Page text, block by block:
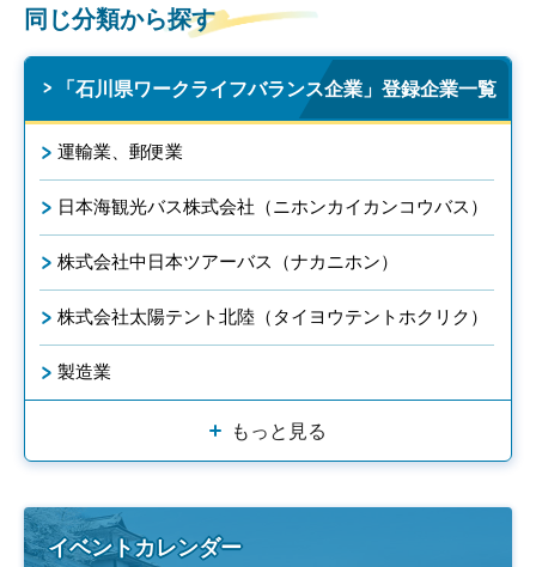
同じ分類から探す
「石川県ワークライフバランス企業」登録企業一覧
運輸業、郵便業
日本海観光バス株式会社（ニホンカイカンコウバス）
株式会社中日本ツアーバス（ナカニホン）
株式会社太陽テント北陸（タイヨウテントホクリク）
製造業
もっと見る
イベントカレンダー